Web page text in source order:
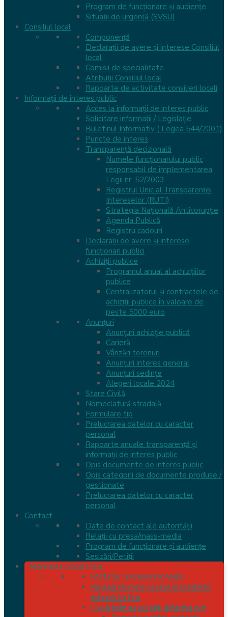
Program de funcționare și audiențe
Situații de urgență (SVSU)
Consiliul local
Componență
Declarații de avere și interese Consiliul
local
Comisii de specialitate
Atribuții Consiliul local
Rapoarte de activitate consilieri locali
Informații de interes public
Acces la informaţii de interes public
Solicitare informații / Legislație
Buletinul Informativ ( Legea 544/2001)
Puncte de interes
Transparenţă decizională
Numele funcționarului public
responsabil de implementarea
Legii nr. 52/2003
Registrul Unic al Transparenței
Intereselor (RUTI)
Strategia Națională Anticorupție
Agenda Publică
Registru cadouri
Declarații de avere și interese
funcționari publici
Achiziții publice
Programul anual al achizițiilor
publice
Centralizatorul și contractele de
achiziții publice în valoare de
peste 5000 euro
Anunțuri
Anunțuri achiziție publică
Carieră
Vânzări terenuri
Anunțuri interes general
Anunțuri sedințe
Alegeri locale 2024
Stare Civilă
Nomeclatură stradală
Formulare tip
Prelucrarea datelor cu caracter
personal
Rapoarte anuale transparență și
informații de interes public
Opis documente de interes public
Opis categorii de documente produse /
gestionate
Prelucrarea datelor cu caracter
personal
Contact
Date de contact ale autorității
Relații cu presa/mass-media
Program de funcționare și audiențe
Sesizări/Petiții
Monitorul oficial local
Statutul Comunei Mehadia
Regulamentele privind procedurile
administrative
Hotărârile autorității deliberative